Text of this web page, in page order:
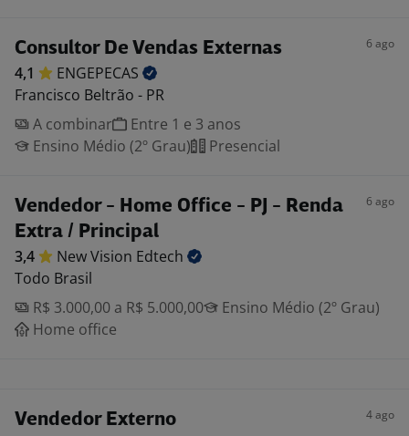
Consultor De Vendas Externas 6 ago
4,1
ENGEPECAS
Francisco Beltrão - PR
A combinar
Entre 1 e 3 anos
Ensino Médio (2º Grau)
Presencial
Vendedor - Home Office - PJ - Renda
Extra / Principal
6 ago
3,4 New Vision Edtech
Todo Brasil
R$ 3.000,00 a R$ 5.000,00
Ensino Médio (2º Grau)
Home office
Vendedor Externo 4 ago